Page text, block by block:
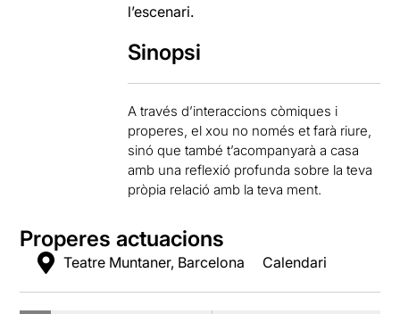
l’escenari.
Sinopsi
A través d’interaccions còmiques i
properes, el xou no només et farà riure,
sinó que també t’acompanyarà a casa
amb una reflexió profunda sobre la teva
pròpia relació amb la teva ment.
Properes actuacions
Teatre Muntaner, Barcelona Calendari